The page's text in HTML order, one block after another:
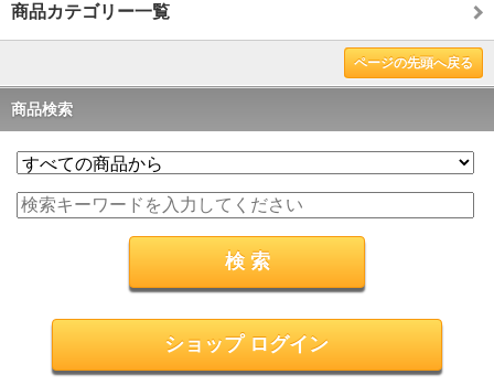
商品カテゴリー一覧
ページの先頭へ戻る
商品検索
ショップ ログイン